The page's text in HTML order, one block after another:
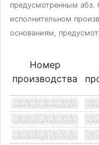
предусмотренным абз.
исполнительном
основаниям,
Номер
производства